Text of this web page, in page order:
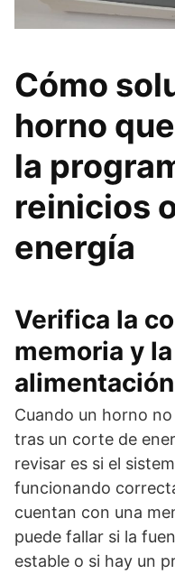
Cómo
horno
la
reinicios
energía
Verifica la
memoria y
alimentación
Cuando un horno
tras un corte de
revisar es si el
funcionando
cuentan con una
puede fallar si la
estable o si hay un